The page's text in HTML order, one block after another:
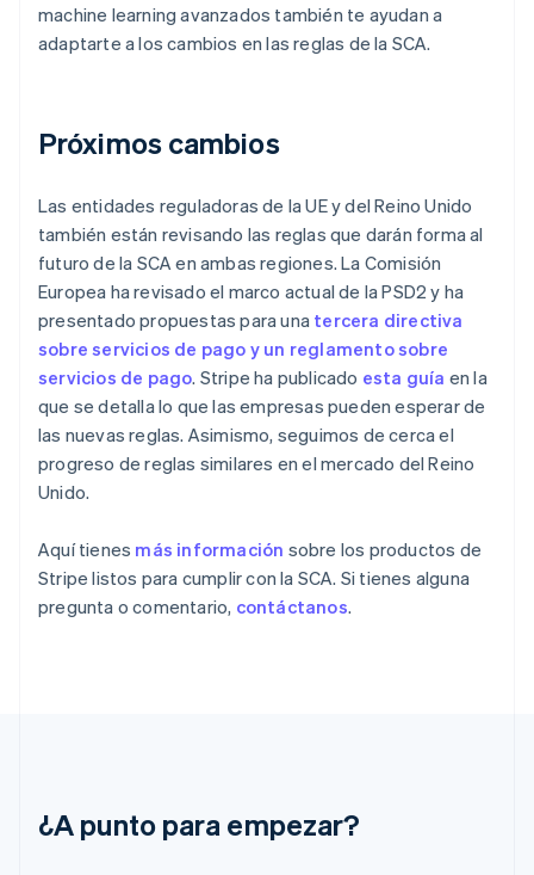
machine learning avanzados también te ayudan a
adaptarte a los cambios en las reglas de la SCA.
Próximos cambios
Las entidades reguladoras de la UE y del Reino Unido
también están revisando las reglas que darán forma al
futuro de la SCA en ambas regiones. La Comisión
Europea ha revisado el marco actual de la PSD2 y ha
presentado propuestas para una tercera directiva
sobre servicios de pago y un reglamento sobre
servicios de pago. Stripe ha publicado esta guía en la
que se detalla lo que las empresas pueden esperar de
las nuevas reglas. Asimismo, seguimos de cerca el
progreso de reglas similares en el mercado del Reino
Unido.
Aquí tienes más información sobre los productos de
Stripe listos para cumplir con la SCA. Si tienes alguna
pregunta o comentario, contáctanos.
¿A punto para empezar?
English
Canadá
Chipre
Croacia
EnglishItaliano
Dinamarca
English
Emiratos Árabes Unidos
English
Eslovaquia
English
Eslovenia
EnglishItaliano
España
EspañolEnglish
Estados Unidos
Estonia
English
Finlandia
EnglishSvenska
India